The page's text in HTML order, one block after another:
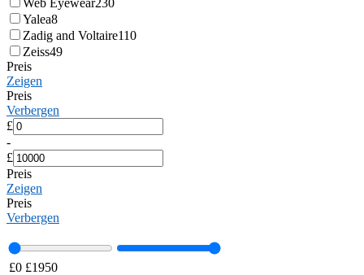
Web Eyewear230
Yalea8
Zadig and Voltaire110
Zeiss49
Preis
Zeigen
Preis
Verbergen
£
-
£
Preis
Zeigen
Preis
Verbergen
£0 £1950